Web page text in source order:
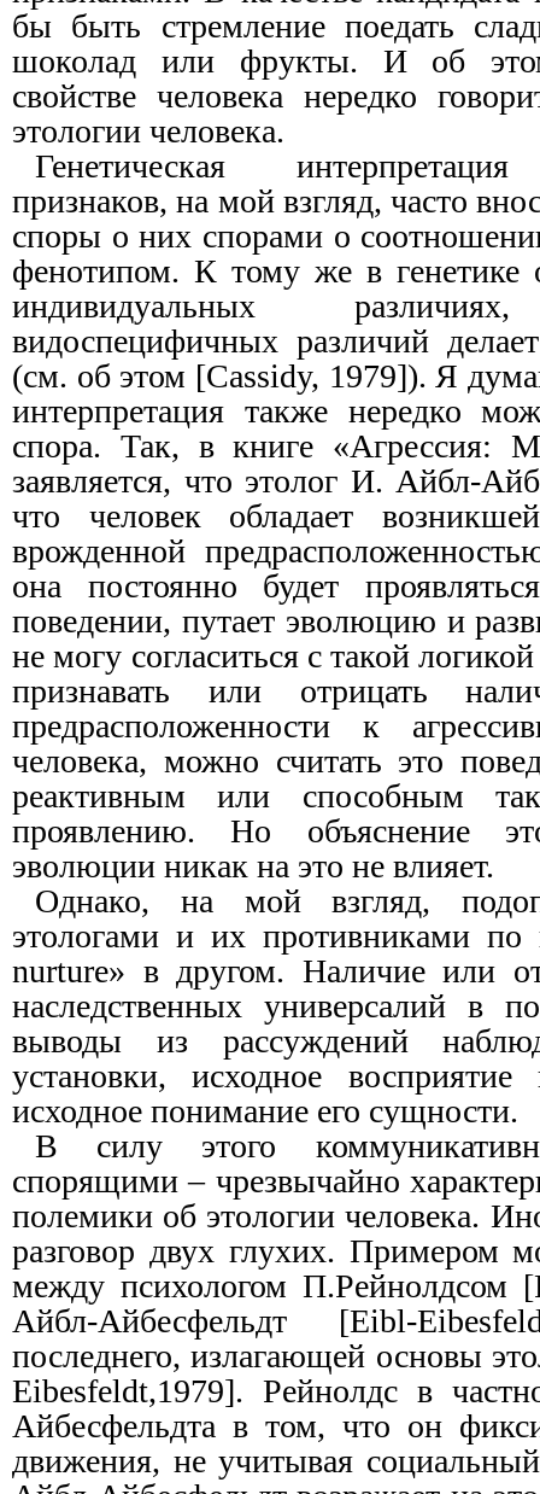
бы быть стремление поедать
шоколад или фрукты. И об
свойстве человека нередко
этологии человека.
Генетическая
признаков, на мой взгляд, часто
споры о них спорами о
фенотипом. К тому же в генетике
индивидуальных
видоспецифичных различий
(см. об этом [Cassidy, 1979]). Я
интерпретация также нередко
спора. Так, в книге «Агрессия:
заявляется, что этолог И. Айбл-
что человек обладает
врожденной
она постоянно будет
поведении, путает эволюцию и
не могу согласиться с такой
признавать или отрицать
предрасположенности к
человека, можно считать это
реактивным или способным
проявлению. Но объяснение
эволюции никак на это не влияет.
Однако, на мой взгляд,
этологами и их противниками по
nurture» в другом. Наличие или
наследственных универсалий в
выводы из рассуждений
установки, исходное восприятие
исходное понимание его сущности.
В силу этого
спорящими – чрезвычайно
полемики об этологии человека.
разговор двух глухих. Примером
между психологом П.Рейнолдсом
Айбл-Айбесфельдт [Eibl-
последнего, излагающей основы
Eibesfeldt,1979]. Рейнолдс в
Айбесфельдта в том, что он
движения, не учитывая